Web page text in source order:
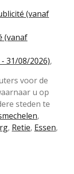
(vanaf
(vanaf
31/08/2026),
voor de
u op
steden te
,
, Retie, Essen,